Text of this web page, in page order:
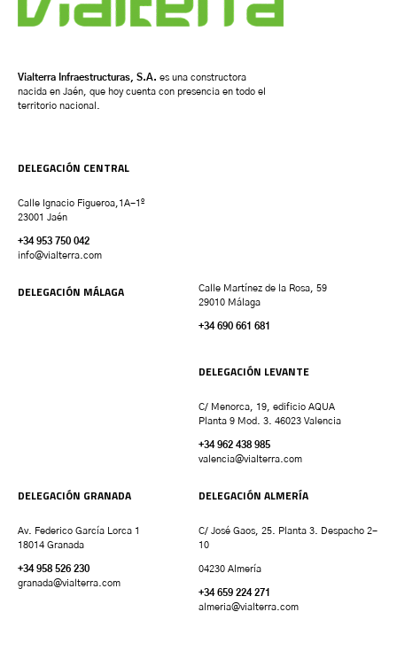
Vialterra Infraestructuras, S.A. es una constructora
nacida en Jaén, que hoy cuenta con presencia en todo el
territorio nacional.
DELEGACIÓN CENTRAL
Calle Ignacio Figueroa,1A-1º
23001 Jaén
+34 953 750 042
info@vialterra.com
DELEGACIÓN MÁLAGA
Calle Martínez de la Rosa, 59
29010 Málaga
+34 690 661 681
DELEGACIÓN LEVANTE
C/ Menorca, 19, edificio AQUA
Planta 9 Mod. 3. 46023 Valencia
+34 962 438 985
valencia@vialterra.com
DELEGACIÓN GRANADA
Av. Federico García Lorca 1
18014 Granada
+34 958 526 230
granada@vialterra.com
DELEGACIÓN ALMERÍA
C/ José Gaos, 25. Planta 3. Despacho 2-
10
04230 Almería
+34 659 224 271
almeria@vialterra.com